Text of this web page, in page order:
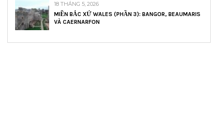
18 THÁNG 5, 2026
MIỀN BẮC XỨ WALES (PHẦN 3): BANGOR, BEAUMARIS
VÀ CAERNARFON